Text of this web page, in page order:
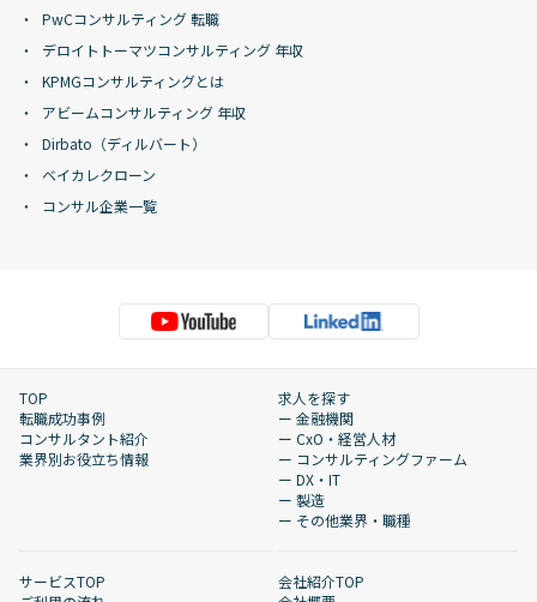
PwCコンサルティング 転職
デロイトトーマツコンサルティング 年収
KPMGコンサルティングとは
アビームコンサルティング 年収
Dirbato（ディルバート）
ベイカレクローン
コンサル企業一覧
TOP
転職成功事例
コンサルタント紹介
業界別お役立ち情報
求人を探す
ー 金融機関
ー CxO・経営人材
ー コンサルティングファーム
ー DX・IT
ー 製造
ー その他業界・職種
サービスTOP
会社紹介TOP